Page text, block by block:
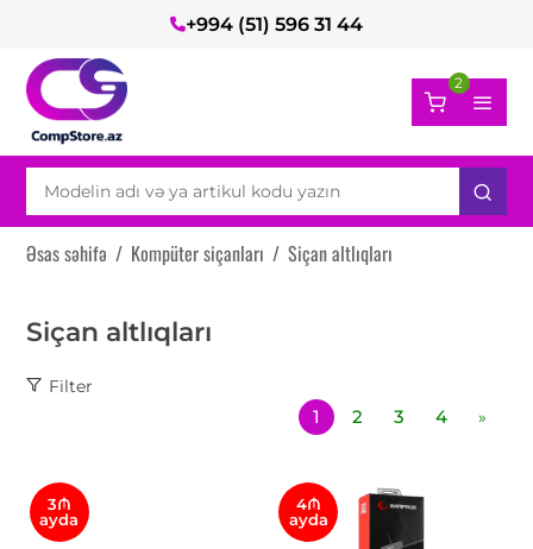
+994 (51) 596 31 44
2
Əsas səhifə / Kompüter siçanları / Siçan altlıqları
Siçan altlıqları
Filter
1 2 3 4 »
3₼
ayda
4₼
ayda